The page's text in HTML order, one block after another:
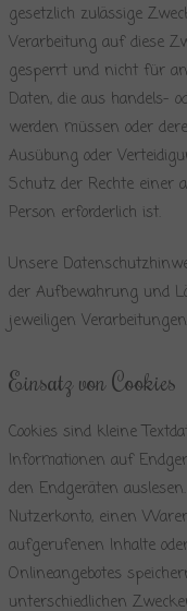
gesetzlich zulässige
Verarbeitung auf diese
gesperrt und nicht für
Daten, die aus handels-
werden müssen oder
Ausübung oder
Schutz der Rechte einer
Person erforderlich ist.
Unsere
der Aufbewahrung und
jeweiligen
Einsatz von Cookies
Cookies sind kleine
Informationen auf
den Endgeräten
Nutzerkonto, einen
aufgerufenen Inhalte
Onlineangebotes
unterschiedlichen